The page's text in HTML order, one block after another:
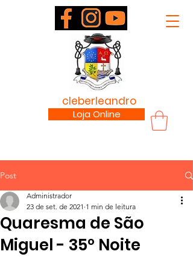
cleberleandro
Loja Online
Post
Quaresma de São
Miguel - 35º Noite
Administrador
23 de set. de 2021 1 min de leitura